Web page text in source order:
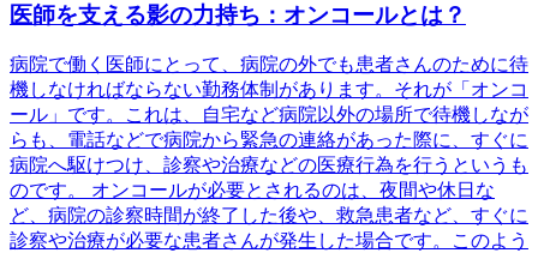
医師を支える影の力持ち：オンコールとは？
病院で働く医師にとって、病院の外でも患者さんのために待
機しなければならない勤務体制があります。それが「オンコ
ール」です。これは、自宅など病院以外の場所で待機しなが
らも、電話などで病院から緊急の連絡があった際に、すぐに
病院へ駆けつけ、診察や治療などの医療行為を行うというも
のです。 オンコールが必要とされるのは、夜間や休日な
ど、病院の診察時間が終了した後や、救急患者など、すぐに
診察や治療が必要な患者さんが発生した場合です。このよう